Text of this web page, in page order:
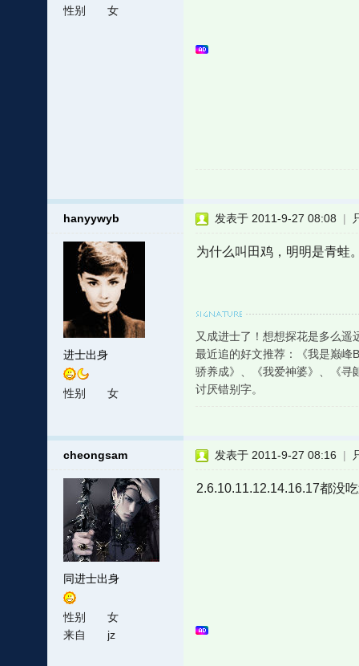
性别 女
hanyywyb
进士出身
性别 女
发表于 2011-9-27 08:08 |
为什么叫田鸡，明明是青蛙
又成进士了！想想探花是多么遥
最近追的好文推荐：《我是巅峰
骄养成》、《我爱神婆》、《寻
讨厌错别字。
cheongsam
同进士出身
性别
女
来自
jz
发表于 2011-9-27 08:16 |
2.6.10.11.12.14.16.17都没